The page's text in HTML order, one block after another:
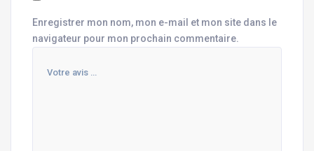
Enregistrer mon nom, mon e-mail et mon site dans le
navigateur pour mon prochain commentaire.